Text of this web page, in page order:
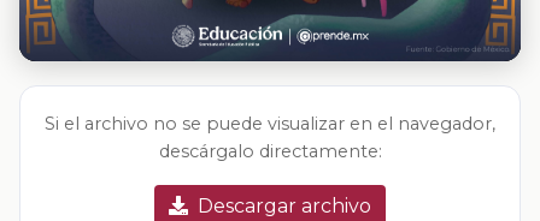
Si el archivo no se puede visualizar en el navegador,
descárgalo directamente:
Descargar archivo